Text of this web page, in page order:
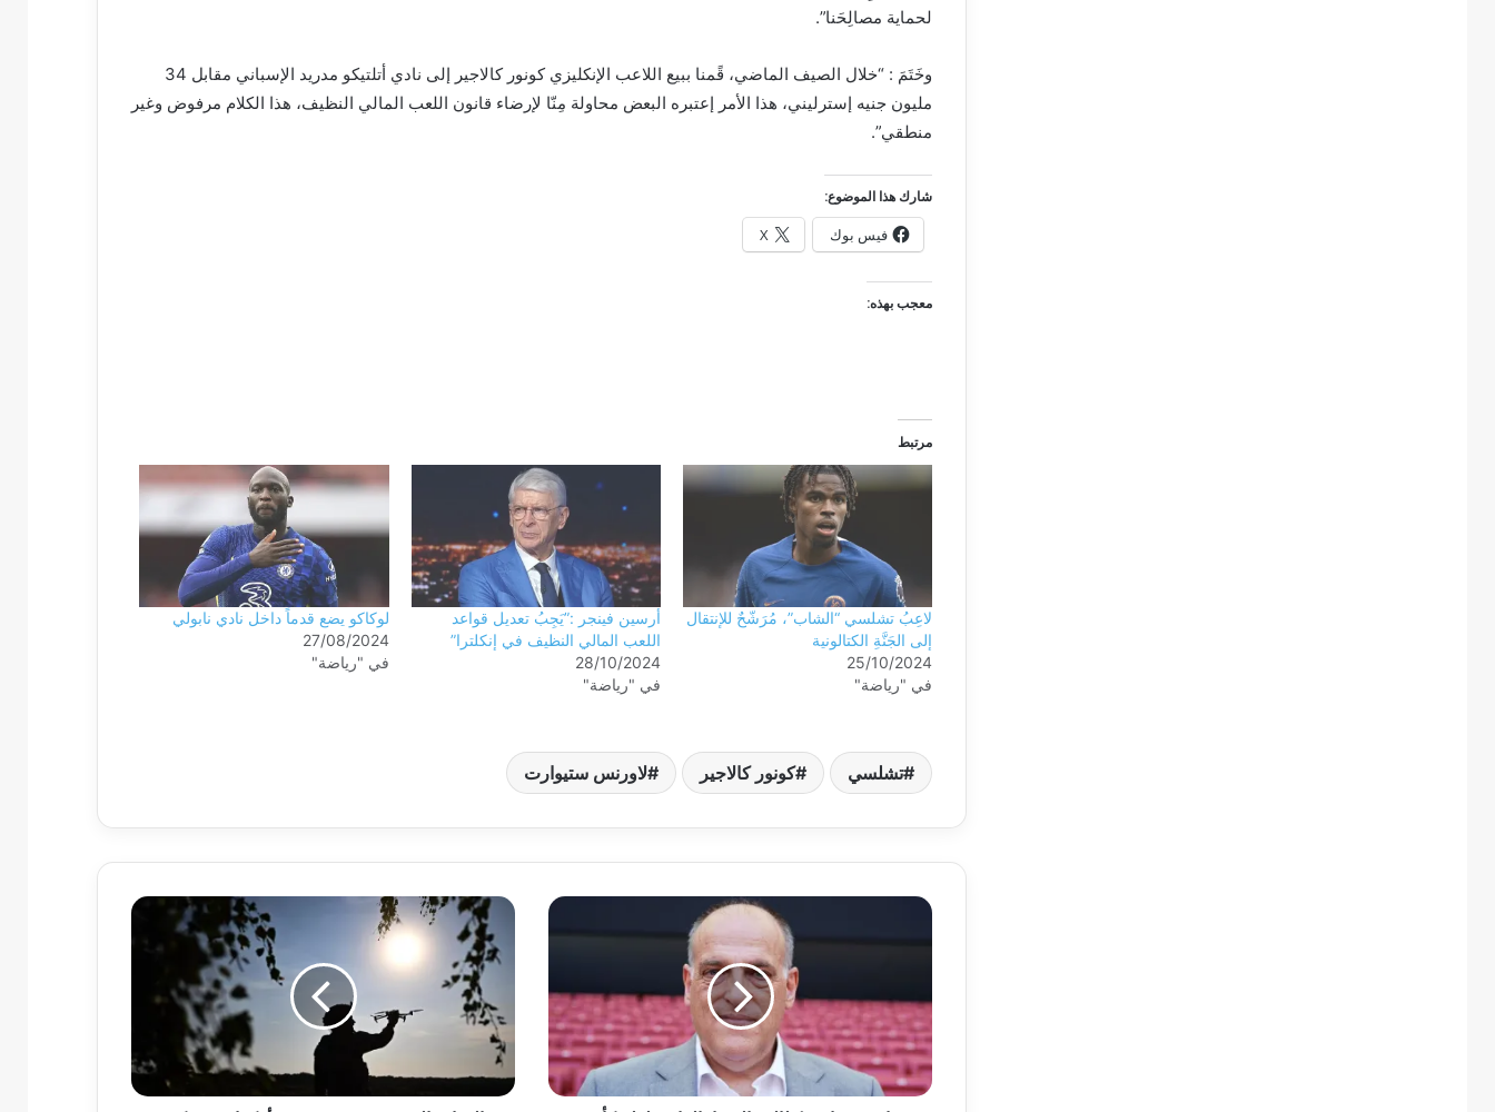
لحماية مصالِحَنا”.
وخَتَمَ : “خلال الصيف الماضي، قًمنا ببيع اللاعب الإنكليزي كونور كالاجير إلى نادي أتلتيكو مدريد الإسباني مقابل 34
مليون جنيه إسترليني، هذا الأمر إعتبره البعض محاولة مِنّا لإرضاء قانون اللعب المالي النظيف، هذا الكلام مرفوض وغير
منطقي”.
شارك هذا الموضوع:
فيس بوك X
معجب بهذه:
مرتبط
لاعِبُ تشلسي “الشاب”، مُرَشّحٌ للإنتقال
إلى الجَنَّةِ الكتالونية
25/10/2024
في "رياضة"
أرسين فينجر :”يَجِبُ تعديل قواعد
اللعب المالي النظيف في إنكلترا”
28/10/2024
في "رياضة"
لوكاكو يضع قدماً داخل نادي نابولي
27/08/2024
في "رياضة"
تشلسي كونور كالاجير لاورنس ستيوارت